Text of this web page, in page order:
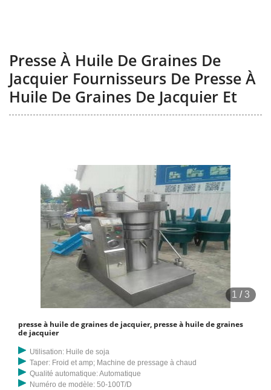
Presse À Huile De Graines De
Jacquier Fournisseurs De Presse À
Huile De Graines De Jacquier Et
1 /3
presse à huile de graines de jacquier, presse à huile de graines
de jacquier
Utilisation: Huile de soja
Taper: Froid et amp; Machine de pressage à chaud
Qualité automatique: Automatique
Numéro de modèle: 50-100T/D